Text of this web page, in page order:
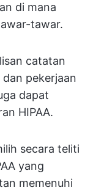
di mana
tawar.
catatan
pekerjaan
dapat
HIPAA.
secara teliti
yang
memenuhi